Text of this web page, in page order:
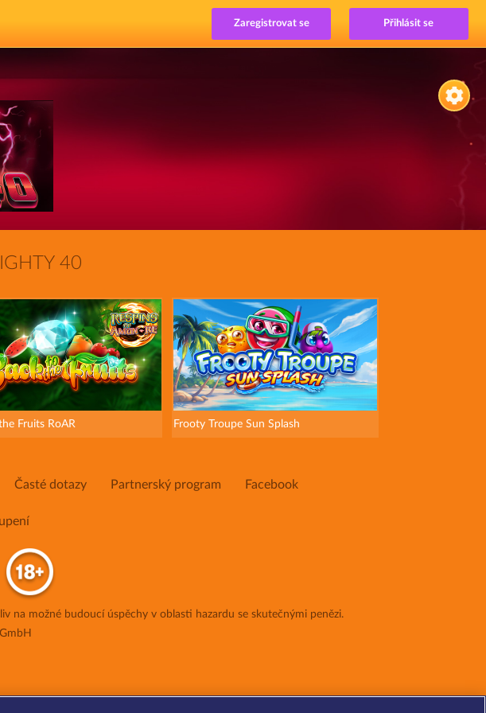
Zaregistrovat se Přihlásit se
40
Fruits RoAR Frooty Troupe Sun Splash
Časté dotazy Partnerský program Facebook
na možné budoucí úspěchy v oblasti hazardu se skutečnými penězi.